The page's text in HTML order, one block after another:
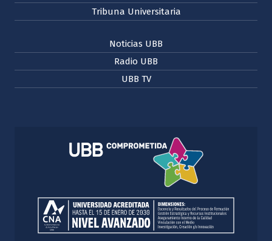
Tribuna Universitaria
Noticias UBB
Radio UBB
UBB TV